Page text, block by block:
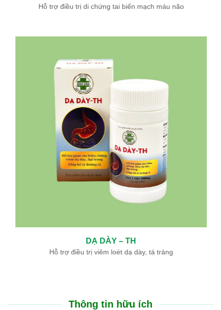
Hỗ trợ điều trị di chứng tai biến mạch máu não
DẠ DÀY – TH
Hỗ trợ điều trị viêm loét dạ dày, tá tràng
Thông tin hữu ích